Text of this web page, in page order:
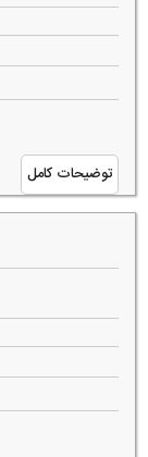
توضیحات کامل